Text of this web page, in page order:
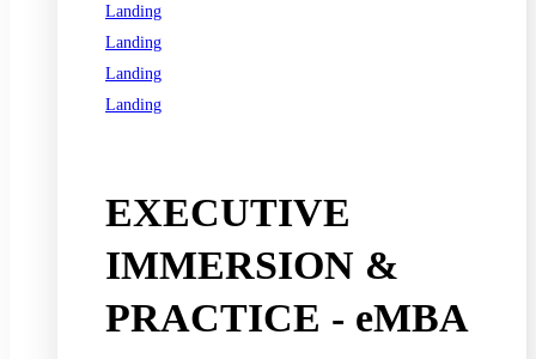
Landing
Landing
Landing
Landing
EXECUTIVE
IMMERSION &
PRACTICE - eMBA